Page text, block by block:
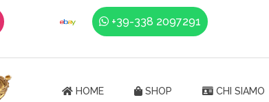
+39-338 2097291
HOME SHOP CHI SIAMO